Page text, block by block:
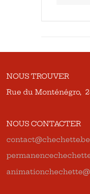
NOUS TROUVER
Rue du Monténégro,
NOUS CONTACTER
contact@chechette.be